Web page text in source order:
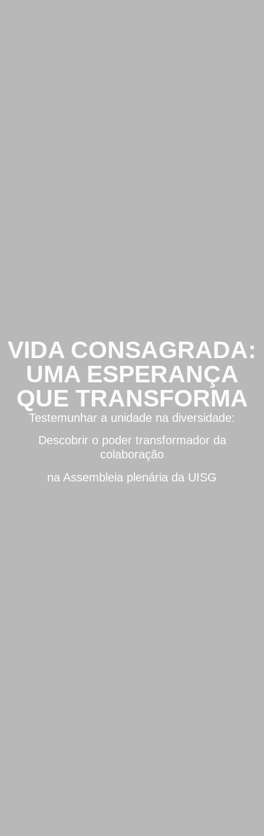
VIDA CONSAGRADA:
UMA ESPERANÇA
QUE TRANSFORMA
Testemunhar a unidade na diversidade:
Descobrir o poder transformador da
colaboração
na Assembleia plenária da UISG